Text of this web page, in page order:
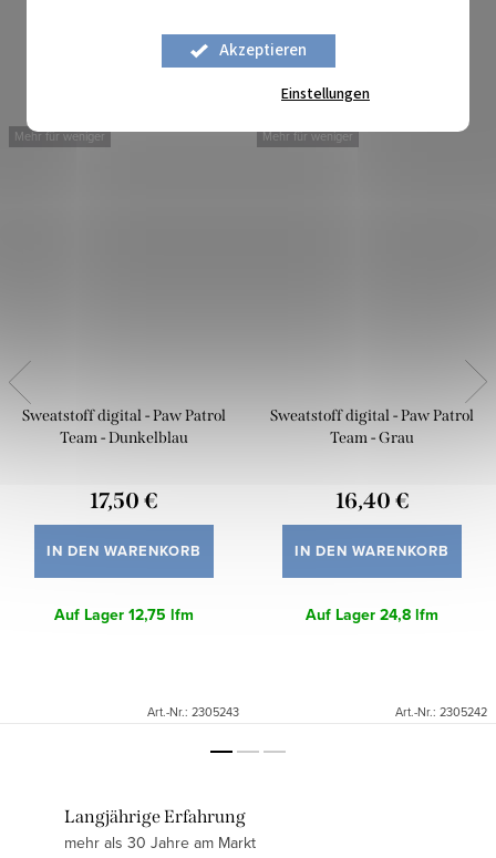
Akzeptieren
Einstellungen
Mehr für weniger
Sweatstoff digital - Paw Patrol
Team - Dunkelblau
17,50 €
IN DEN WARENKORB
Auf Lager12,75 lfm
Art.-Nr.: 2305243
Mehr für weniger
Sweatstoff digital - Paw Patrol
Team - Grau
16,40 €
IN DEN WARENKORB
Auf Lager24,8 lfm
Art.-Nr.: 2305242
Langjährige Erfahrung
mehr als 30 Jahre am Markt